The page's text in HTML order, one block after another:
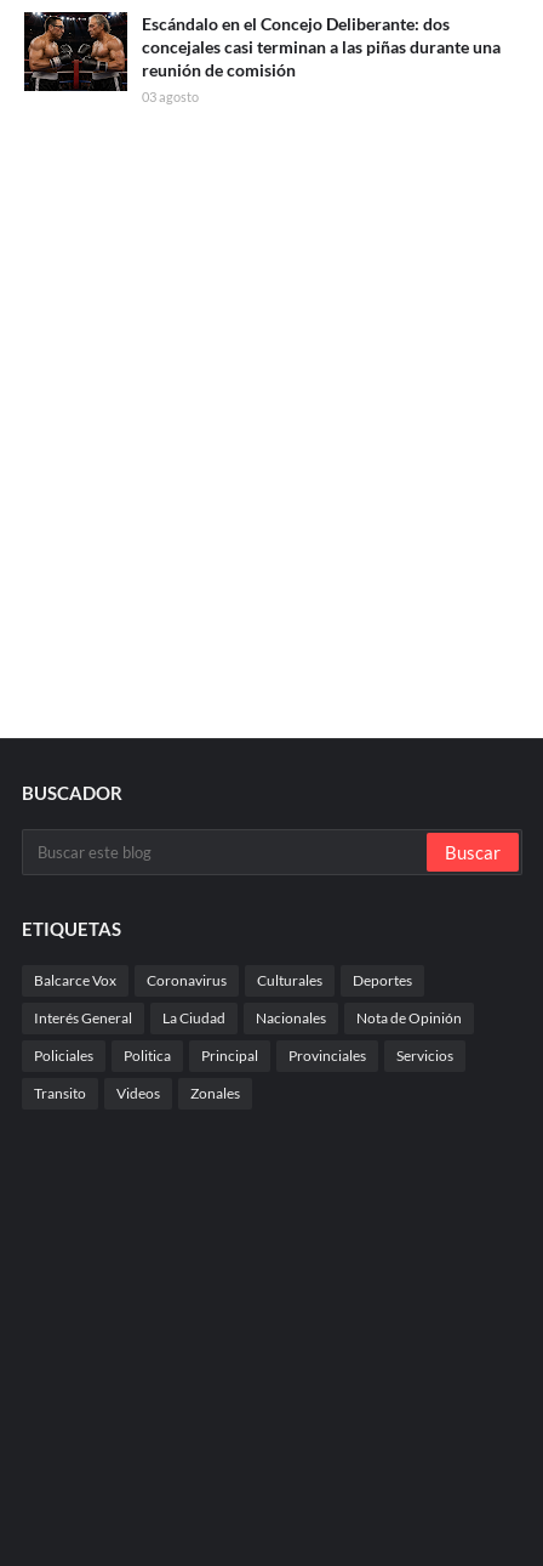
Escándalo en el Concejo Deliberante: dos
concejales casi terminan a las piñas durante una
reunión de comisión
03 agosto
BUSCADOR
ETIQUETAS
Balcarce Vox Coronavirus Culturales Deportes
Interés General La Ciudad Nacionales Nota de Opinión
Policiales Politica Principal Provinciales Servicios
Transito Videos Zonales